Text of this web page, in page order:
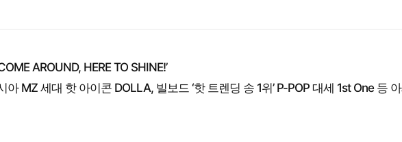
AROUND, HERE TO SHINE!’
아 MZ 세대 핫 아이콘 DOLLA, 빌보드 ‘핫 트렌딩 송 1위’ P-POP 대세 1st One 등